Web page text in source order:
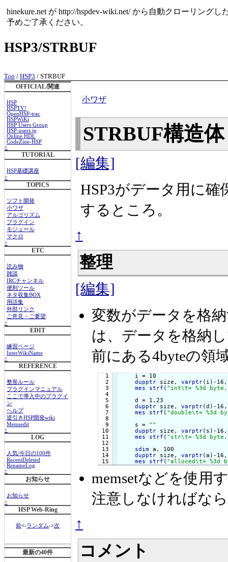
hinekure.net が http://hspdev-wiki.net/ から自動クローリング
予めご了承ください。
HSP3/STRBUF
Top / HSP3 / STRBUF
OFFICIAL/関連
HSP
HSPTV!
OpenHSP-trac
HSPWiKi
HSP Users Group
HSP-users.jp
Online HDL
CodeZine-HSP
↑
TUTORIAL
HSP基礎講座
↑
TOPICS
ソフト開発
小ワザ
アルゴリズム
プラグイン
モジュール
マクロ
↑
ETC
読み物
雑談
IRCチャンネル
便利ツール
ネタ収集BOX
用語集
外部リンク
ご意見・ご要望
↑
EDIT
練習ページ
InterWikiName
↑
REFERENCE
整形ルール
プラグインマニュアル
ここで導入中のプラグイ
ン
ヘルプ
逆引きHSP開発wiki
Menuedit
↑
LOG
人気/今日の100件
RecentDeleted
RenameLog
↑
お知らせ
お知らせ
↑
HSP Web-Ring
前<-ランダム->次
最新の40件
小ワザ
STRBUF構造
[編集]
HSP3がデータ用に
するところ。
↑
整理
[編集]
変数がデータを格
は、データを格納
前にある4byteの領
  1
  2
  3
  4
  5
  6
  7
  8
  9
10
11
12
13
14
    i = 10
dupptr size, varptr(i)-
mes
strf ( "int\t= %3d
    d = 1.23
dupptr size, varptr(d)-
mes
strf ( "double\t= %3d
    s =
""
dupptr size, varptr(s)-
mes
strf ( "str\t= %3d
sdim a, 100
dupptr size, varptr(a)-
mes
strf ( "alloced\t= %3d
memsetなどを使用
注意しなければな
↑
コメント